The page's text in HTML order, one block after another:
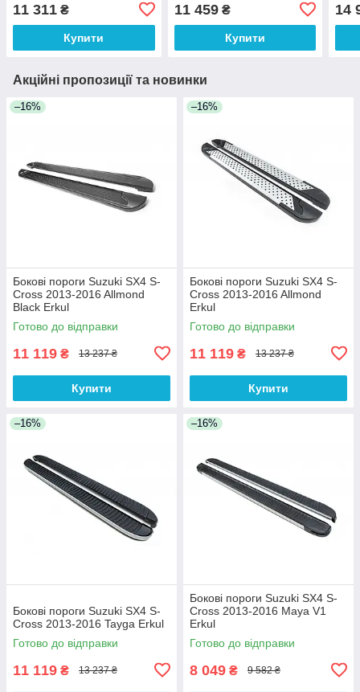
11 311 ₴
Купити
11 459₴
Купити
14
Акційні пропозиції та новинки
–16%
Бокові пороги Suzuki SX4 S-
Cross 2013-2016 Allmond
Black Erkul
Готово до відправки
11 119 ₴ 13 237 ₴
Купити
–16%
Бокові пороги Suzuki SX4 S-
Cross 2013-2016 Allmond
Erkul
Готово до відправки
11 119 ₴ 13 237 ₴
Купити
–16%
Бокові пороги Suzuki SX4 S-
Cross 2013-2016 Tayga Erkul
Готово до відправки
11 119 ₴ 13 237 ₴
–16%
Бокові пороги Suzuki SX4 S-
Cross 2013-2016 Maya V1
Erkul
Готово до відправки
8 049 ₴ 9 582 ₴